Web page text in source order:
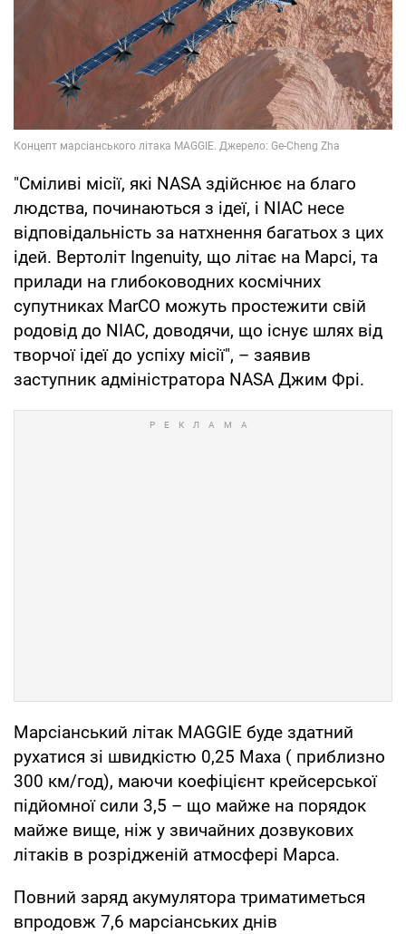
"Сміливі місії, які NASA здійснює на благо
людства, починаються з ідеї, і NIAC несе
відповідальність за натхнення багатьох з цих
ідей. Вертоліт Ingenuity, що літає на Марсі, та
прилади на глибоководних космічних
супутниках MarCO можуть простежити свій
родовід до NIAC, доводячи, що існує шлях від
творчої ідеї до успіху місії", – заявив
заступник адміністратора NASA Джим Фрі.
Марсіанський літак MAGGIE буде здатний
рухатися зі швидкістю 0,25 Маха ( приблизно
300 км/год), маючи коефіцієнт крейсерської
підйомної сили 3,5 – що майже на порядок
майже вище, ніж у звичайних дозвукових
літаків в розрідженій атмосфері Марса.
Повний заряд акумулятора триматиметься
впродовж 7,6 марсіанських днів